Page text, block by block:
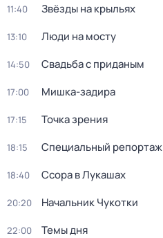
11:40 Звёзды на крыльях
13:10 Люди на мосту
14:50 Свадьба с приданым
17:00 Мишка-задира
17:15 Точка зрения
18:15 Специальный репортаж
18:40 Ссора в Лукашах
20:20 Начальник Чукотки
22:00 Темы дня